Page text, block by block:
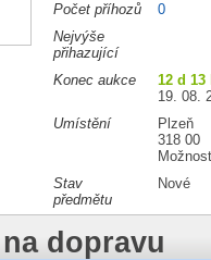
Počet příhozů
0
Nejvýše
přihazující
Konec aukce
12 d 13
19. 08.
Umístění
Plzeň
318 00
Stav
předmětu
Nové
dopravu